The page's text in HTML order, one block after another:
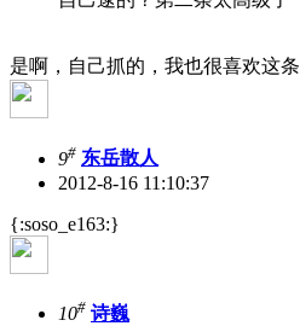
是啊，自己抓的，我也很喜欢这条
9# 东岳散人
2012-8-16 11:10:37
{:soso_e163:}
10# 诗巍